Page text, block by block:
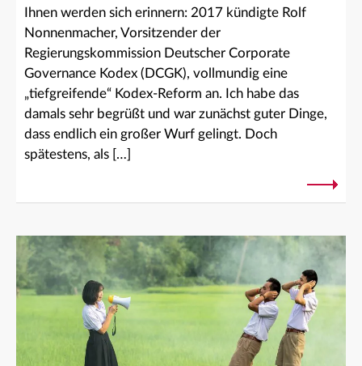
Ihnen werden sich erinnern: 2017 kündigte Rolf
Nonnenmacher, Vorsitzender der
Regierungskommission Deutscher Corporate
Governance Kodex (DCGK), vollmundig eine
„tiefgreifende“ Kodex-Reform an. Ich habe das
damals sehr begrüßt und war zunächst guter Dinge,
dass endlich ein großer Wurf gelingt. Doch
spätestens, als […]